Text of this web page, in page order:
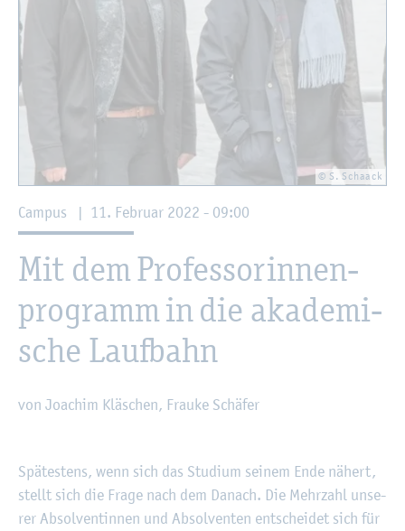
© S. Schaack
Cam­pus | 11. Fe­bru­ar 2022 - 09:00
Mit dem Pro­fes­so­rin­nen­
pro­gramm in die aka­de­mi­
sche Lauf­bahn
von Joa­chim Kläschen, Frau­ke Schä­fer
Spä­tes­tens, wenn sich das Stu­di­um sei­nem Ende nä­hert,
stellt sich die Frage nach dem Da­nach. Die Mehr­zahl un­se­
rer Ab­sol­ven­tin­nen und Ab­sol­ven­ten ent­schei­det sich für
©Fach­hoch­schu­le Kiel